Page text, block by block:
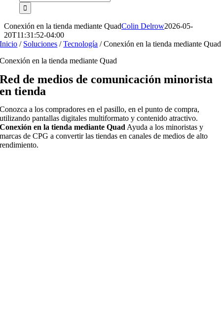
Conexión en la tienda mediante QuadColin Delrow2026-05-
20T11:31:52-04:00
Inicio / Soluciones /Tecnología /Conexión en la tienda mediante Quad
Conexión en la tienda mediante Quad
Red de medios de comunicación minorista
en tienda
Conozca a los compradores en el pasillo, en el punto de compra,
utilizando pantallas digitales multiformato y contenido atractivo.
Conexión en la tienda mediante Quad Ayuda a los minoristas y
marcas de CPG a convertir las tiendas en canales de medios de alto
rendimiento.